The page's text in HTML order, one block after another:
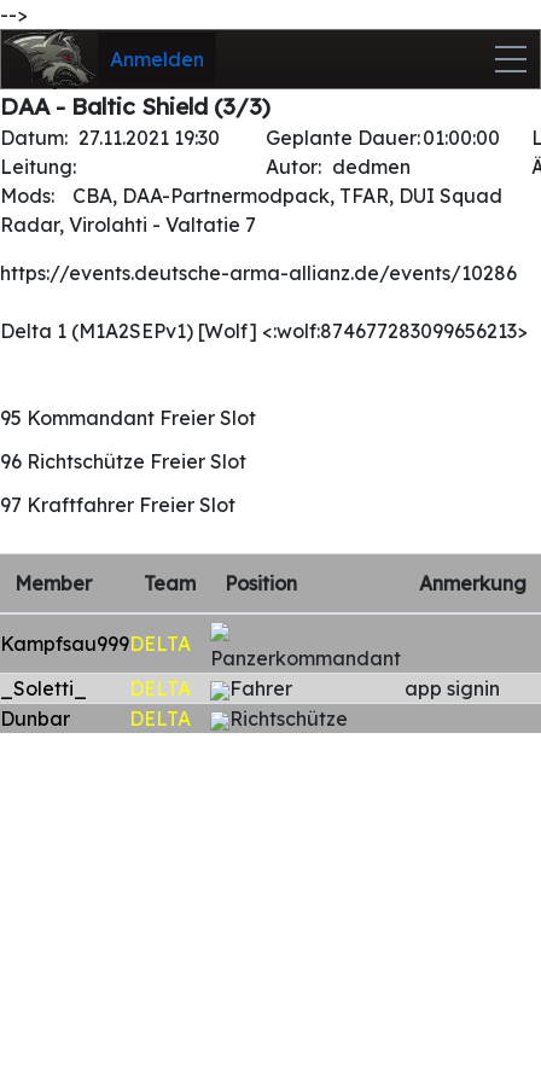
-->
Anmelden
DAA - Baltic Shield (3/3)
Datum: 27.11.2021 19:30 Geplante Dauer:01:00:00
Leitung: Autor: dedmen
Mods:
CBA, DAA-Partnermodpack, TFAR, DUI Squad
Radar, Virolahti - Valtatie 7
https://events.deutsche-arma-allianz.de/events/10286
Delta 1 (M1A2SEPv1) [Wolf] <:wolf:874677283099656213>
95 Kommandant Freier Slot
96 Richtschütze Freier Slot
97 Kraftfahrer Freier Slot
Member Team Position Anmerkung
Kampfsau999DELTA
Panzerkommandant
_Soletti_
DELTA Fahrer
app signin
Dunbar
DELTA Richtschütze